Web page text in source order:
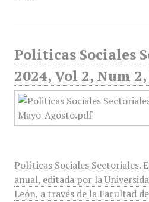
Politicas Sociales
2024, Vol 2, Num
Políticas Sociales Sectoriales.
anual, editada por la
León, a través de la Facultad